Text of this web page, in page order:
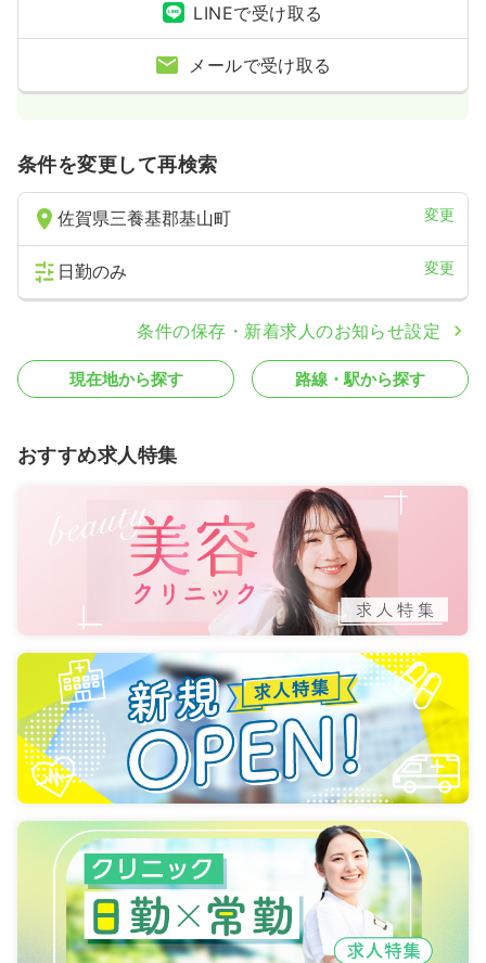
LINEで受け取る
メールで受け取る
条件を変更して再検索
佐賀県三養基郡基山町 変更
日勤のみ 変更
条件の保存・新着求人のお知らせ設定
現在地から探す 路線・駅から探す
おすすめ求人特集